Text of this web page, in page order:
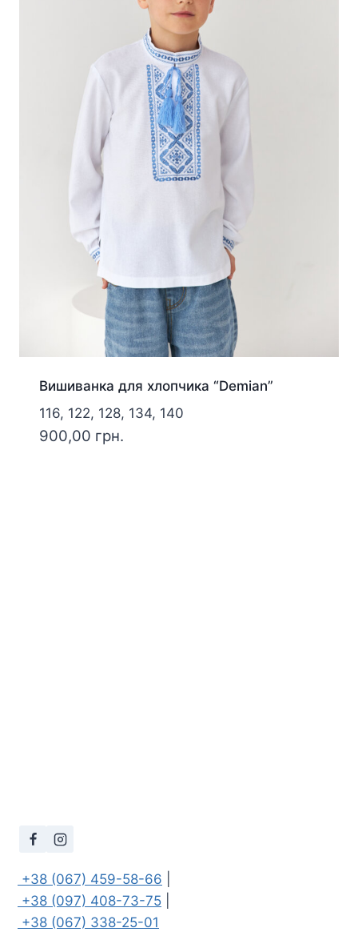
Вишиванка для хлопчика “Demian”
116, 122, 128, 134, 140
900,00 грн.
+38 (067) 459-58-66
+38 (097) 408-73-75
+38 (067) 338-25-01